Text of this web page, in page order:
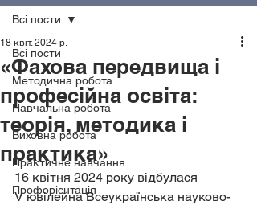
Всі пости
Методична робота
Навчальна робота
Виховна робота
Практичне навчання
Профорієнтація
Всі пости
«Фахова передвища і
професійна освіта:
теорія, методика і
практика»
18 квіт. 2024 р.
16 квітня 2024 року відбулася
V ювілейна Всеукраїнська науково-